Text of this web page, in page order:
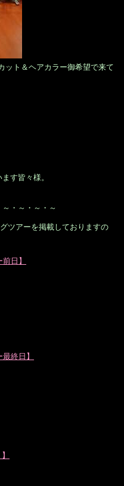
ット＆ヘアカラー御希望で来て
す皆々様。
・～・～・～
ツアーを掲載しておりますの
日】
終日】